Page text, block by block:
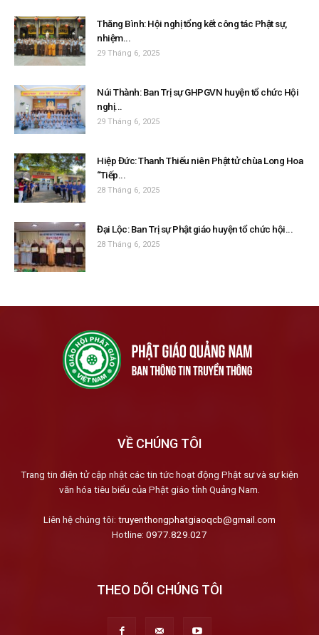
Thăng Bình: Hội nghị tổng kết công tác Phật sự,
nhiệm...
29 Tháng 6, 2025
Núi Thành: Ban Trị sự GHPGVN huyện tổ chức Hội
nghị...
29 Tháng 6, 2025
Hiệp Đức: Thanh Thiếu niên Phật tử chùa Long Hoa
“Tiếp...
28 Tháng 6, 2025
Đại Lộc: Ban Trị sự Phật giáo huyện tổ chức hội...
28 Tháng 6, 2025
VỀ CHÚNG TÔI
Trang tin điện tử cập nhật các tin tức hoạt động Phật sự và sự kiện
văn hóa tiêu biểu của Phật giáo tỉnh Quảng Nam.
Liên hệ chúng tôi: truyenthongphatgiaoqcb@gmail.com
Hotline: 0977.829.027
THEO DÕI CHÚNG TÔI